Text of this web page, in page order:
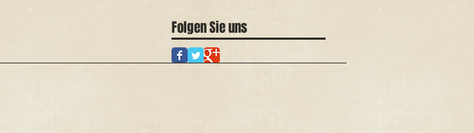
Folgen Sie uns